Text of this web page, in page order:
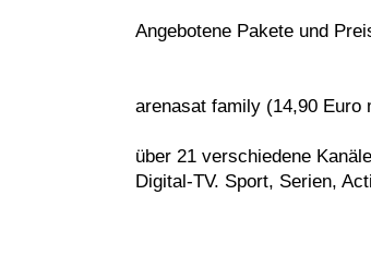
Angebotene Pakete und
arenasat family (14,90 Euro
über 21 verschiedene
Digital-TV. Sport, Serien,